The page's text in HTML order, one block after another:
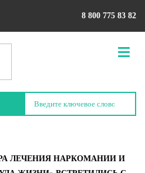
8 800 775 83 82
ЛЕЧЕНИЯ НАРКОМАНИИ И